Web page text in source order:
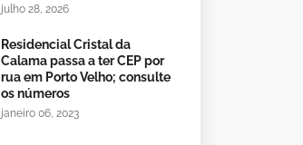
julho 28, 2026
Residencial Cristal da
Calama passa a ter CEP por
rua em Porto Velho; consulte
os números
janeiro 06, 2023